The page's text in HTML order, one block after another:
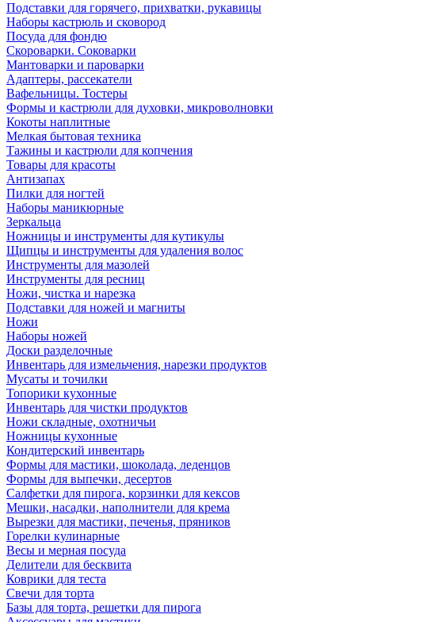
Подставки для горячего, прихватки, рукавицы
Наборы кастрюль и сковород
Посуда для фондю
Скороварки. Соковарки
Мантоварки и пароварки
Адаптеры, рассекатели
Вафельницы. Тостеры
Формы и кастрюли для духовки, микроволновки
Кокоты наплитные
Мелкая бытовая техника
Тажины и кастрюли для копчения
Товары для красоты
Антизапах
Пилки для ногтей
Наборы маникюрные
Зеркальца
Ножницы и инструменты для кутикулы
Щипцы и инструменты для удаления волос
Инструменты для мазолей
Инструменты для ресниц
Ножи, чистка и нарезка
Подставки для ножей и магниты
Ножи
Наборы ножей
Доски разделочные
Инвентарь для измельчения, нарезки продуктов
Мусаты и точилки
Топорики кухонные
Инвентарь для чистки продуктов
Ножи складные, охотничьи
Ножницы кухонные
Кондитерский инвентарь
Формы для мастики, шоколада, леденцов
Формы для выпечки, десертов
Салфетки для пирога, корзинки для кексов
Мешки, насадки, наполнители для крема
Вырезки для мастики, печенья, пряников
Горелки кулинарные
Весы и мерная посуда
Делители для бесквита
Коврики для теста
Свечи для торта
Базы для торта, решетки для пирога